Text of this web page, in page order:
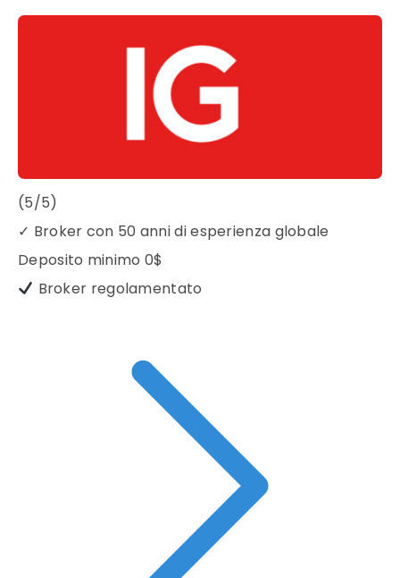
(5/5)
✓ Broker con 50 anni di esperienza globale
Deposito minimo 0$
Broker regolamentato